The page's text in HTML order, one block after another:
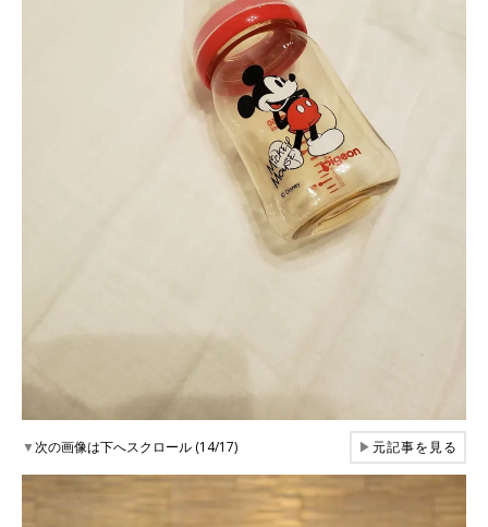
▼次の画像は下へスクロール (14/17) ▶元記事を見る